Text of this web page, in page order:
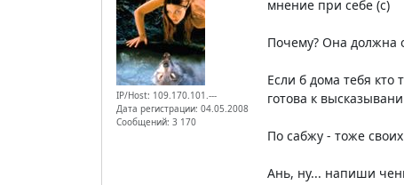
IP/Host: 109.170.101.---
Дата регистрации: 04.05.2008
Сообщений: 3 170
мнение при себе (c)
Почему? Она должна
Если б дома тебя кто
готова к
По сабжу - тоже
Ань, ну... напиши